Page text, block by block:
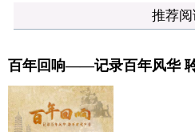
推荐
百年回响——记录百年风华